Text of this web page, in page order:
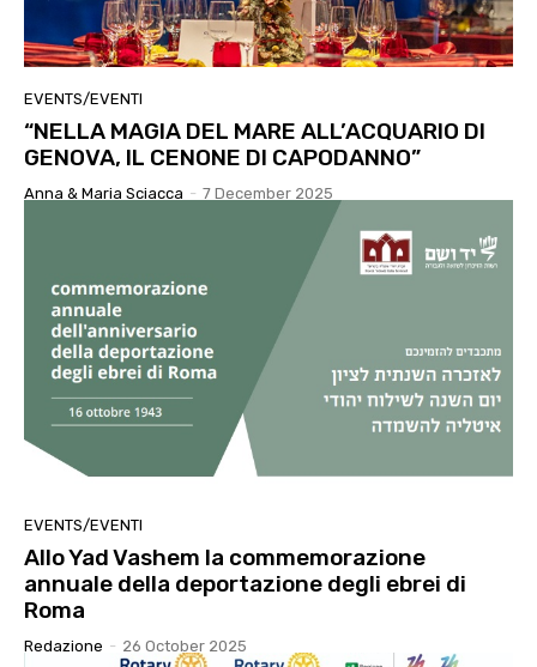
EVENTS/EVENTI
“NELLA MAGIA DEL MARE ALL’ACQUARIO DI
GENOVA, IL CENONE DI CAPODANNO”
Anna & Maria Sciacca - 7 December 2025
EVENTS/EVENTI
Allo Yad Vashem la commemorazione
annuale della deportazione degli ebrei di
Roma
Redazione - 26 October 2025